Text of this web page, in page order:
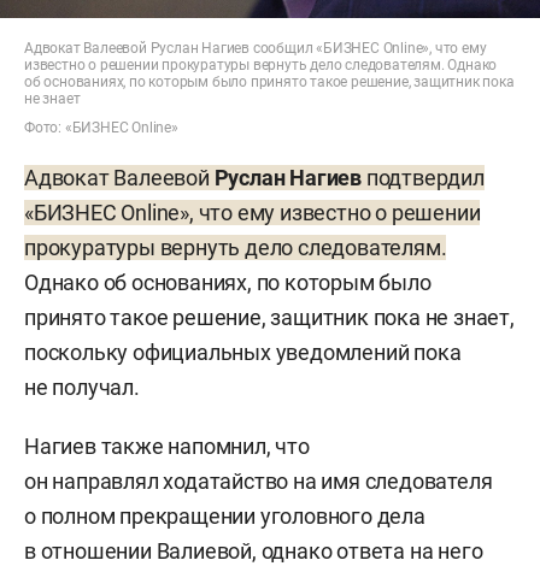
Адвокат Валеевой Руслан Нагиев сообщил «БИЗНЕС Online», что ему
известно о решении прокуратуры вернуть дело следователям. Однако
об основаниях, по которым было принято такое решение, защитник пока
не знает
Фото: «БИЗНЕС Online»
Адвокат Валеевой Руслан Нагиев подтвердил
«БИЗНЕС Online», что ему известно о решении
прокуратуры вернуть дело следователям.
Однако об основаниях, по которым было
принято такое решение, защитник пока не знает,
поскольку официальных уведомлений пока
не получал.
Нагиев также напомнил, что
он направлял ходатайство на имя следователя
о полном прекращении уголовного дела
в отношении Валиевой, однако ответа на него